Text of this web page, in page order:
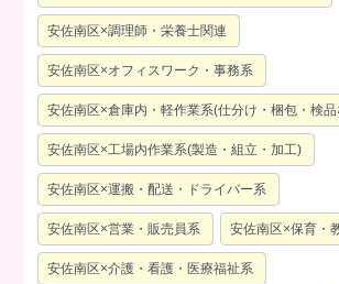
安佐南区×調理師・栄養士関連
安佐南区×オフィスワーク・事務系
安佐南区×倉庫内・軽作業系(仕分け・梱包・検
安佐南区×工場内作業系(製造・組立・加工)
安佐南区×運搬・配送・ドライバー系
安佐南区×営業・販売員系 安佐南区×保育・
安佐南区×介護・看護・医療福祉系